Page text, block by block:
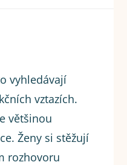
vyhledávají
vztazích.
většinou
Ženy si stěžují
rozhovoru